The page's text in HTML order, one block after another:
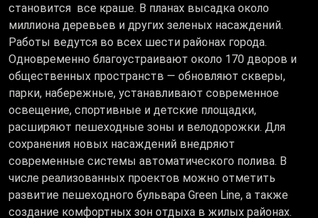
становится все краше. В планах высадка около
миллиона деревьев и других зеленых насаждений.
Работы ведутся во всех шести районах города.
Одновременно благоустраивают около 170 дворов и
общественных пространств — обновляют скверы,
парки, набережные, устанавливают современное
освещение, спортивные и детские площадки,
расширяют пешеходные зоны и велодорожки. Для
сохранения новых насаждений внедряют
современные системы автоматического полива. В
числе реализованных проектов можно отметить
развитие пешеходного бульвара Green Line, а также
создание комфортных зон отдыха в жилых районах.